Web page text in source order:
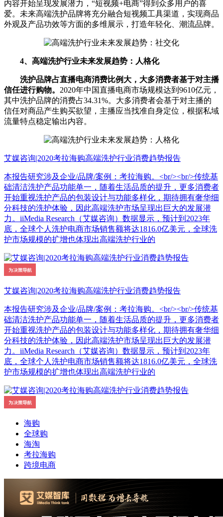
内容开始呈现发展潜力，“短视频+电商”得到众多用户的喜
爱。未来高端洗护品牌将充分融合短视频工具渠道，实现商品
外观及产品功效等方面的多维展示，打造年轻化、潮流品牌。
4、高端洗护行业未来发展趋势：人格化
洗护品牌占直播电商消费比例大，大多消费者基于对主播
信任进行购物。 2020年中国直播电商市场规模达到9610亿元，
其中洗护品牌的消费占34.31%。大多消费者会基于对主播的
信任对商品产生购买欲望，主播应当找准自身定位，根据私域
流量特点稳定输出内容。
艾媒咨询|2020考拉海购高端洗护行业消费趋势报告
本报告研究涉及企业/品牌/案例：考拉海购。<br/><br/>传统基
础清洁洗护产品功能单一，随着生活品质的提升，更多消费者
开始重视洗护产品的包装设计与功能多样化，期待拥有奢华细
分科技的洗护体验，因此高端洗护市场呈现出巨大的发展潜
力。iiMedia Research（艾媒咨询）数据显示，预计到2023年
底，全球个人洗护电商市场销售额将达1816.0亿美元，全球洗
护市场规模的扩增也体现出高端洗护行业的
艾媒咨询|2020考拉海购高端洗护行业消费趋势报告
本报告研究涉及企业/品牌/案例：考拉海购。<br/><br/>传统基
础清洁洗护产品功能单一，随着生活品质的提升，更多消费者
开始重视洗护产品的包装设计与功能多样化，期待拥有奢华细
分科技的洗护体验，因此高端洗护市场呈现出巨大的发展潜
力。iiMedia Research（艾媒咨询）数据显示，预计到2023年
底，全球个人洗护电商市场销售额将达1816.0亿美元，全球洗
护市场规模的扩增也体现出高端洗护行业的
海购
全球购
海淘
考拉海购
跨境电商